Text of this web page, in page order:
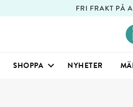
FRI FRAKT PÅ
SHOPPA NYHETER